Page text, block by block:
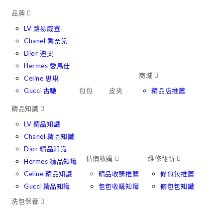
Skip品牌
LV 路易威登
Chanel 香奈兒
Dior 迪奧
Hermes 愛馬仕
Celine 思琳
Gucci 古馳
包包 皮夾
商城
精品店推薦
精品知識
LV 精品知識
Chanel 精品知識
Dior 精品知識
Hermes 精品知識
Celine 精品知識
Gucci 精品知識
估價收購
精品收購推薦
包包收購知識
維修翻新
修包包推薦
修包包知識
洗包保養